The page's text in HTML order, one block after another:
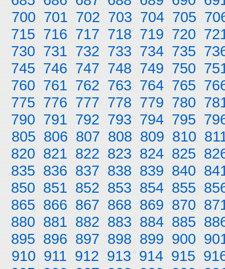
700 701 702 703 704 705
715 716 717 718 719 720
730 731 732 733 734 735
745 746 747 748 749 750
760 761 762 763 764 765
775 776 777 778 779 780
790 791 792 793 794 795
805 806 807 808 809 810
820 821 822 823 824 825
835 836 837 838 839 840
850 851 852 853 854 855
865 866 867 868 869 870
880 881 882 883 884 885
895 896 897 898 899 900
910 911 912 913 914 915